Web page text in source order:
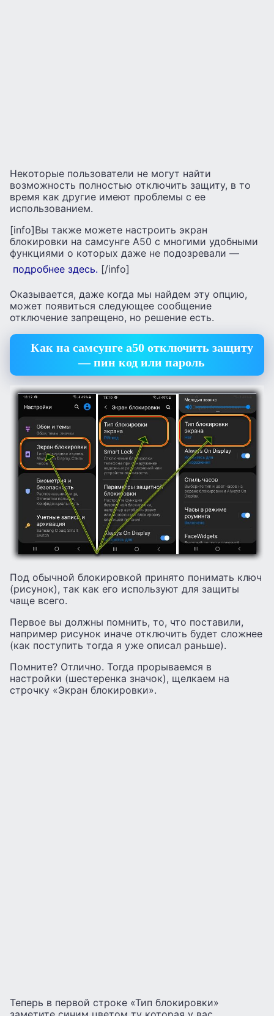
Некоторые пользователи не могут найти
возможность полностью отключить защиту, в то
время как другие имеют проблемы с ее
использованием.
[info]Вы также можете настроить экран
блокировки на самсунге А50 с многими удобными
функциями о которых даже не подозревали —
подробнее здесь. [/info]
Оказывается, даже когда мы найдем эту опцию,
может появиться следующее сообщение
отключение запрещено, но решение есть.
Как на самсунге а50 отключить защиту
— пин код или пароль
Под обычной блокировкой принято понимать ключ
(рисунок), так как его используют для защиты
чаще всего.
Первое вы должны помнить, то, что поставили,
например рисунок иначе отключить будет сложнее
(как поступить тогда я уже описал раньше).
Помните? Отлично. Тогда прорываемся в
настройки (шестеренка значок), щелкаем на
строчку «Экран блокировки».
Теперь в первой строке «Тип блокировки»